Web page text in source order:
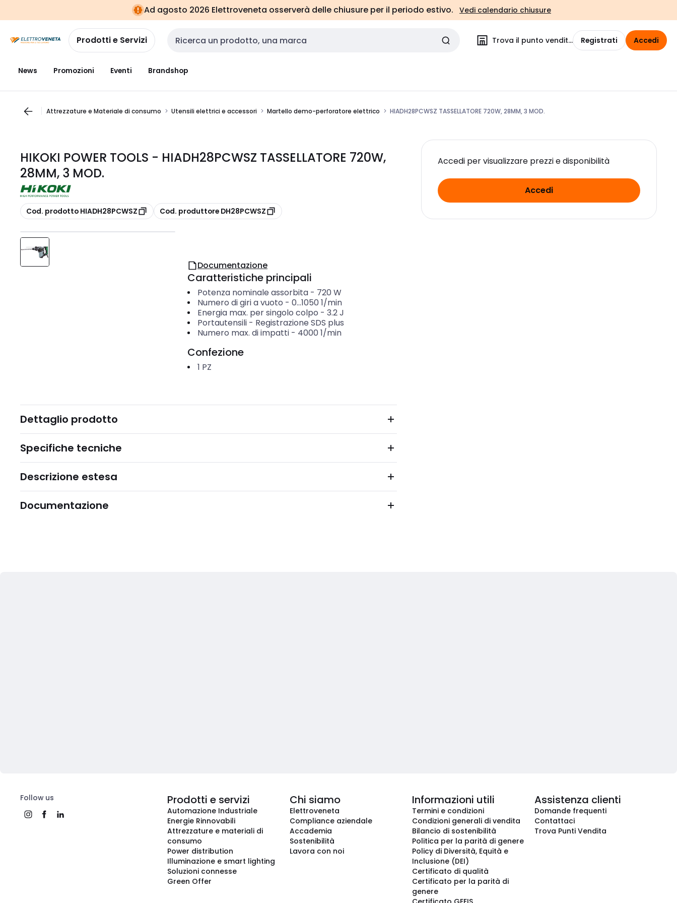
navigazionealla
pagina
Ad agosto 2026 Elettroveneta osserverà delle chiusure per il periodo estivo. Vedi calendario chiusure
Prodotti e Servizi Cerca input Trova il punto vendita Registrati Accedi
News Promozioni Eventi Brandshop
Attrezzature e Materiale di consumo Utensili elettrici e accessori Martello demo-perforatore elettrico HIADH28PCWSZ TASSELLATORE 720W, 28MM, 3 MOD.
HIKOKI POWER TOOLS - HIADH28PCWSZ TASSELLATORE 720W,
28MM, 3 MOD.
copia
Cod. prodotto HIADH28PCWSZ copia
Cod. produttore DH28PCWSZ
Accedi per visualizzare prezzi e disponibilità
Accedi
Documentazione
Caratteristiche principali
Potenza nominale assorbita- 720 W
Numero di giri a vuoto - 0...1050 1/min
Energia max. per singolo colpo - 3.2J
Portautensili- Registrazione SDS plus
Numero max. di impatti- 4000 1/min
Confezione
1 PZ
Dettaglio prodotto
Specifiche tecniche
Descrizione estesa
Documentazione
Follow us Prodotti e servizi
Automazione Industriale
Energie Rinnovabili
Attrezzature e materiali di
consumo
Power distribution
Illuminazione e smart lighting
Soluzioni connesse
Green Offer
Chi siamo
Elettroveneta
Compliance aziendale
Accademia
Sostenibilità
Lavora con noi
Informazioni utili
Termini e condizioni
Condizioni generali di vendita
Bilancio di sostenibilità
Politica per la parità di genere
Policy di Diversità, Equità e
Inclusione (DEI)
Certificato di qualità
Certificato per la parità di
genere
Assistenza clienti
Domande frequenti
Contattaci
Trova Punti Vendita